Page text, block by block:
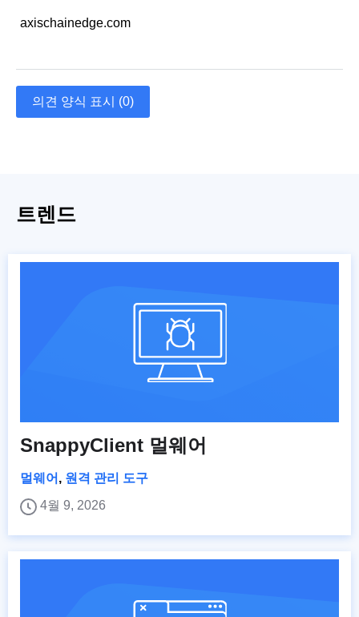
axischainedge.com
의견 양식 표시 (0)
트렌드
SnappyClient 멀웨어
멀웨어 , 원격 관리 도구
4월 9, 2026